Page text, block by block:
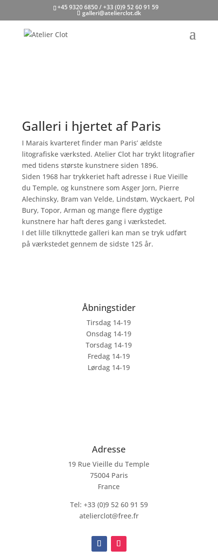
+45 9320 6850 / +33 (0)9 52 60 91 59
galleri@atelierclot.dk
Galleri i hjertet af Paris
I Marais kvarteret finder man Paris’ ældste
litografiske værksted. Atelier Clot har trykt litografier
med tidens største kunstnere siden 1896.
Siden 1968 har trykkeriet haft adresse i Rue Vieille
du Temple, og kunstnere som Asger Jorn, Pierre
Alechinsky, Bram van Velde, Lindstøm, Wyckaert, Pol
Bury, Topor, Arman og mange flere dygtige
kunstnere har haft deres gang i værkstedet.
I det lille tilknyttede galleri kan man se tryk udført
på værkstedet gennem de sidste 125 år.
Åbningstider
Tirsdag 14-19
Onsdag 14-19
Torsdag 14-19
Fredag 14-19
Lørdag 14-19
Adresse
19 Rue Vieille du Temple
75004 Paris
France
Tel: +33 (0)9 52 60 91 59
atelierclot@free.fr